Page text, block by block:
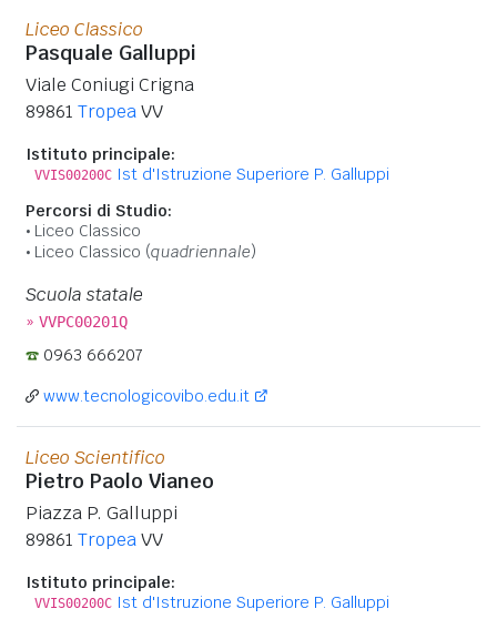
Liceo Classico
Pasquale Galluppi
Viale Coniugi Crigna
89861 TropeaVV
Istituto principale:
VVIS00200C Ist d'Istruzione Superiore P. Galluppi
Percorsi di Studio:
Liceo Classico
Liceo Classico (quadriennale)
Scuola statale
» VVPC00201Q
0963 666207
www.tecnologicovibo.edu.it
Liceo Scientifico
Pietro Paolo Vianeo
Piazza P. Galluppi
89861 TropeaVV
Istituto principale:
VVIS00200C Ist d'Istruzione Superiore P. Galluppi